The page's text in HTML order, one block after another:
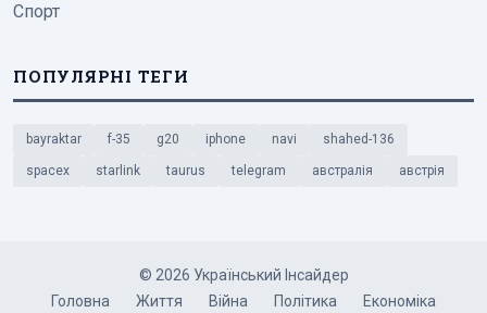
Спорт
ПОПУЛЯРНІ ТЕГИ
bayraktar f-35 g20 iphone navi shahed-136
spacex starlink taurus telegram австралія австрія
© 2026 Український Інсайдер
Головна
Життя Війна Політика Економіка